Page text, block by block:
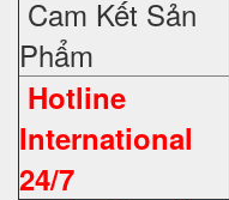
Cam Kết Sản
Phẩm
Hotline
International
24/7